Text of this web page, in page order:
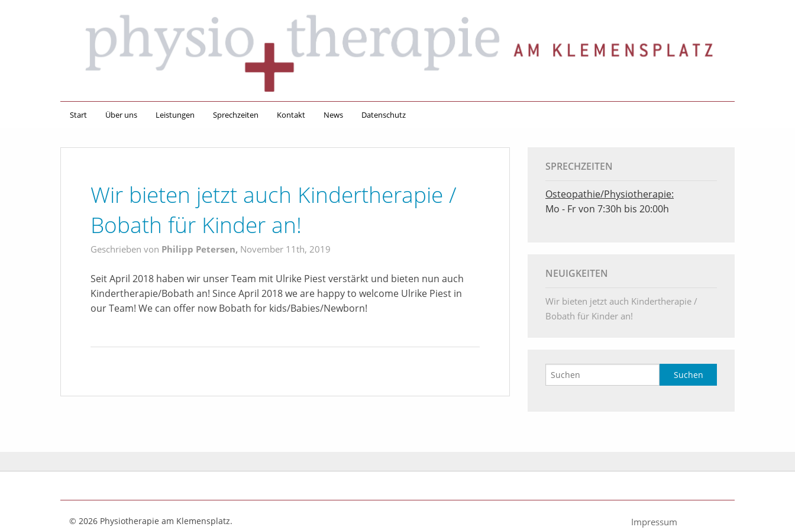
Start Über uns Leistungen Sprechzeiten Kontakt News Datenschutz
Wir bieten jetzt auch Kindertherapie /
Bobath für Kinder an!
Geschrieben von Philipp Petersen, November 11th, 2019
Seit April 2018 haben wir unser Team mit Ulrike Piest verstärkt und bieten nun auch
Kindertherapie/Bobath an! Since April 2018 we are happy to welcome Ulrike Piest in
our Team! We can offer now Bobath for kids/Babies/Newborn!
SPRECHZEITEN
Osteopathie/Physiotherapie:
Mo - Fr von 7:30h bis 20:00h
NEUIGKEITEN
Wir bieten jetzt auch Kindertherapie /
Bobath für Kinder an!
© 2026 Physiotherapie am Klemensplatz. Impressum